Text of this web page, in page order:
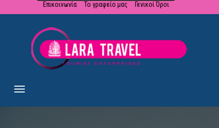
Επικοινωνία Το γραφείο μας Γενικοί Όροι